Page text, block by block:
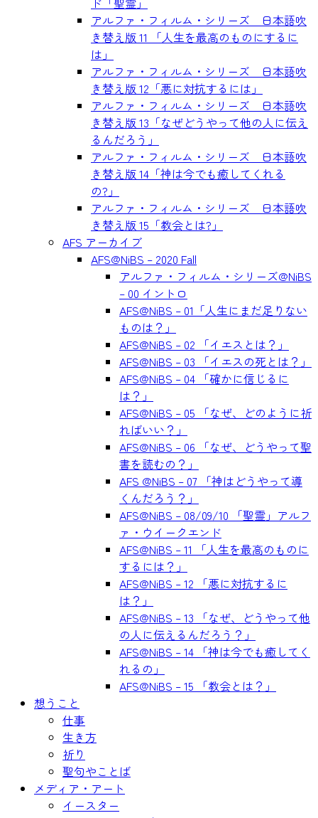
アルファ・フィルム・シリーズ 日本語吹
き替え版 11 「人生を最高のものにするに
は」
アルファ・フィルム・シリーズ 日本語吹
き替え版 12「悪に対抗するには」
アルファ・フィルム・シリーズ 日本語吹
き替え版 13「なぜどうやって他の人に伝え
るんだろう」
アルファ・フィルム・シリーズ 日本語吹
き替え版 14「神は今でも癒してくれる
の?」
アルファ・フィルム・シリーズ 日本語吹
き替え版 15「教会とは?」
AFS アーカイブ
AFS@NiBS – 2020 Fall
アルファ・フィルム・シリーズ@NiBS
– 00 イントロ
AFS@NiBS – 01「人生にまだ足りない
ものは？」
AFS@NiBS – 02 「イエスとは？」
AFS@NiBS – 03 「イエスの死とは？」
AFS@NiBS – 04 「確かに信じるに
は？」
AFS@NiBS – 05 「なぜ、どのように祈
ればいい？」
AFS@NiBS – 06 「なぜ、どうやって聖
書を読むの？」
AFS @NiBS – 07 「神はどうやって導
くんだろう？」
AFS@NiBS – 08/09/10 「聖霊」アルフ
ァ・ウイークエンド
AFS@NiBS – 11 「人生を最高のものに
するには？」
AFS@NiBS – 12 「悪に対抗するに
は？」
AFS@NiBS – 13 「なぜ、どうやって他
の人に伝えるんだろう？」
AFS@NiBS – 14 「神は今でも癒してく
れるの」
AFS@NiBS – 15 「教会とは？」
想うこと
仕事
生き方
祈り
聖句やことば
メディア・アート
イースター